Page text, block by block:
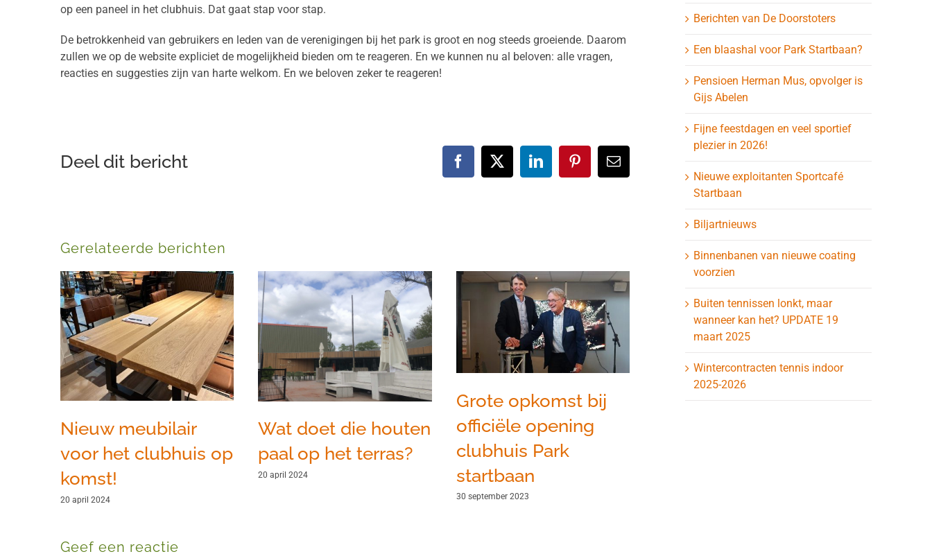
op een paneel in het clubhuis. Dat gaat stap voor stap.
De betrokkenheid van gebruikers en leden van de verenigingen bij het park is groot en nog steeds groeiende. Daarom
zullen we op de website expliciet de mogelijkheid bieden om te reageren. En we kunnen nu al beloven: alle vragen,
reacties en suggesties zijn van harte welkom. En we beloven zeker te reageren!
Deel dit bericht Facebook
X LinkedInPinterest
E-
mail
Gerelateerde berichten
Nieuw meubilair
voor het clubhuis op
komst!
20 april 2024
Wat doet die houten
paal op het terras?
20 april 2024
Grote opkomst bij
officiële opening
clubhuis Park
startbaan
30 september 2023
Geef een reactie
Berichten van De Doorstoters
Een blaashal voor Park Startbaan?
Pensioen Herman Mus, opvolger is
Gijs Abelen
Fijne feestdagen en veel sportief
plezier in 2026!
Nieuwe exploitanten Sportcafé
Startbaan
Biljartnieuws
Binnenbanen van nieuwe coating
voorzien
Buiten tennissen lonkt, maar
wanneer kan het? UPDATE 19
maart 2025
Wintercontracten tennis indoor
2025-2026